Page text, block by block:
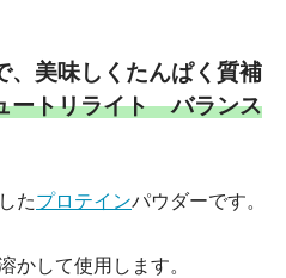
、美味しくたんぱく質補
ートリライト バランス
たプロテインパウダーです。
かして使用します。